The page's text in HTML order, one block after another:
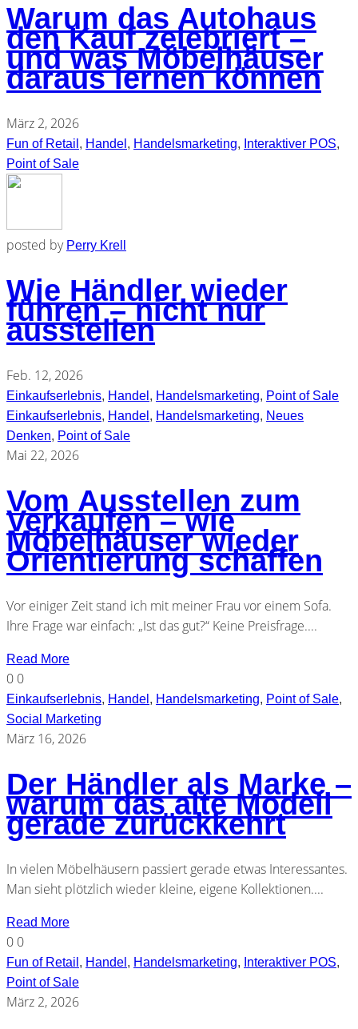
Warum das Autohaus
den Kauf zelebriert –
und was Möbelhäuser
daraus lernen können
März 2, 2026
Fun of Retail , Handel , Handelsmarketing, Interaktiver POS,
Point of Sale
posted by Perry Krell
Wie Händler wieder
führen – nicht nur
ausstellen
Feb. 12, 2026
Einkaufserlebnis, Handel , Handelsmarketing, Point of Sale
Einkaufserlebnis, Handel , Handelsmarketing, Neues
Denken, Point of Sale
Mai 22, 2026
Vom Ausstellen zum
Verkaufen – wie
Möbelhäuser wieder
Orientierung schaffen
Vor einiger Zeit stand ich mit meiner Frau vor einem Sofa.
Ihre Frage war einfach: „Ist das gut?“ Keine Preisfrage....
Read More
0 0
Einkaufserlebnis, Handel , Handelsmarketing, Point of Sale,
Social Marketing
März 16, 2026
Der Händler als Marke –
warum das alte Modell
gerade zurückkehrt
In vielen Möbelhäusern passiert gerade etwas Interessantes.
Man sieht plötzlich wieder kleine, eigene Kollektionen....
Read More
0 0
Fun of Retail , Handel , Handelsmarketing, Interaktiver POS,
Point of Sale
März 2, 2026